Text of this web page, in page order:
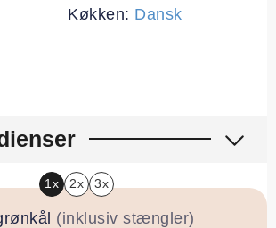
Køkken: Dansk
1x 2x 3x
(inklusiv stængler)